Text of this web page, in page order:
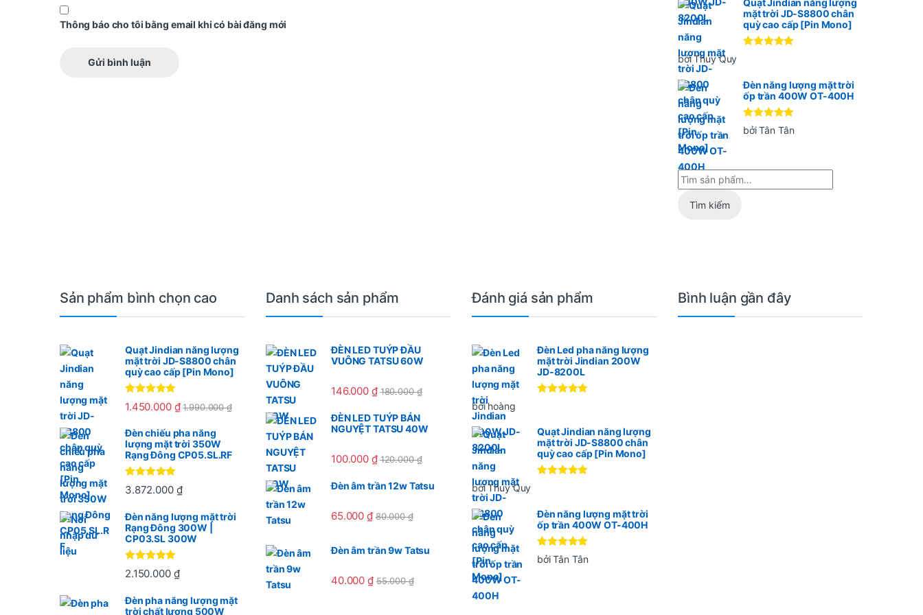
Thông báo cho tôi bằng email khi có bài đăng mới
Quạt Jindian năng lượng
mặt trời JD-S8800 chân
quỳ cao cấp [Pin Mono]
bởi Thúy Quy
Đèn năng lượng mặt trời
ốp trần 400W OT-400H
Được xếp
hạng 55
bởi Tân Tân
Tìm kiếm
Sản phẩm bình chọn cao
Quạt Jindian năng lượng
mặt trời JD-S8800 chân
quỳ cao cấp [Pin Mono]
Được xếp
hạng5.005
1.450.000 ₫ 1.990.000₫
Đèn chiếu pha năng
lượng mặt trời 350W
Rạng Đông CP05.SL.RF
Được xếp
hạng 55
3.872.000 ₫
Đèn năng lượng mặt trời
Rạng Đông 300W |
CP03.SL 300W
Được xếp
hạng55
2.150.000 ₫
Đèn pha năng lượng mặt
trời chất lượng 500W
Danh sách sản phẩm
ĐÈN LED TUÝP ĐẦU
VUÔNG TATSU 60W
146.000 ₫ 180.000₫
ĐÈN LED TUÝP BÁN
NGUYỆT TATSU 40W
100.000 ₫ 120.000₫
Đèn âm trần 12w Tatsu
65.000₫ 80.000₫
Đèn âm trần 9w Tatsu
40.000₫ 55.000₫
Đánh giá sản phẩm
Đèn Led pha năng lượng
mặt trời Jindian 200W
JD-8200L
bởi hoàng
Quạt Jindian năng lượng
mặt trời JD-S8800 chân
quỳ cao cấp [Pin Mono]
bởi Thúy Quy
Đèn năng lượng mặt trời
ốp trần 400W OT-400H
Được xếp
hạng 55
bởi Tân Tân
Bình luận gần đây